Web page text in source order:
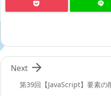
第39回【JavaScript】要素の

Next